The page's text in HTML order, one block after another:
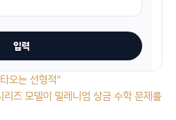
오는 선형적"
즈 모델이 밀레니엄 상금 수학 문제를